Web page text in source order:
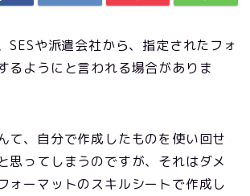
SESや派遣会社から、指定されたフォ
るようにと言われる場合がありま
て、自分で作成したものを使い回せ
思ってしまうのですが、それはダメ
ォーマットのスキルシートで作成し